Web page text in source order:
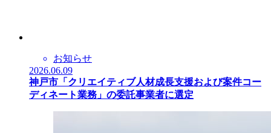
お知らせ
2026.06.09
神戸市「クリエイティブ人材成長支援および案件コー
ディネート業務」の委託事業者に選定